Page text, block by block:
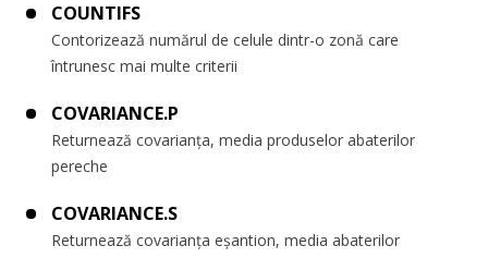
COUNTIFS
Contorizează numărul de celule dintr-o zonă care
întrunesc mai multe criterii
COVARIANCE.P
Returnează covarianța, media produselor abaterilor
pereche
COVARIANCE.S
Returnează covarianța eșantion, media abaterilor